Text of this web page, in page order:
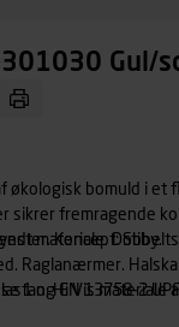
Gul/
økologisk bomuld i
sikrer fremragende
Koncept: Stiby.
materiale.
Raglanærmer.
1 og EN 13758-2
Hi Vis